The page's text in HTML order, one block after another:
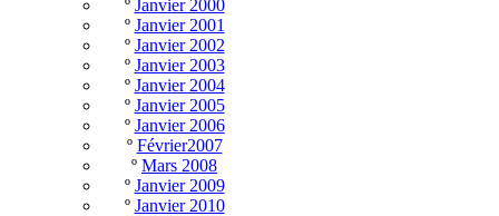
º Janvier 2000
º Janvier 2001
º Janvier 2002
º Janvier 2003
º Janvier 2004
º Janvier 2005
º Janvier 2006
º Février2007
º Mars 2008
º Janvier 2009
º Janvier 2010